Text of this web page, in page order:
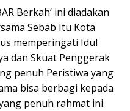
Berkah’ ini diadakan
Sebab Itu Kota
memperingati Idul
dan Skuat Penggerak
penuh Peristiwa yang
bisa berbagi kepada
penuh rahmat ini.